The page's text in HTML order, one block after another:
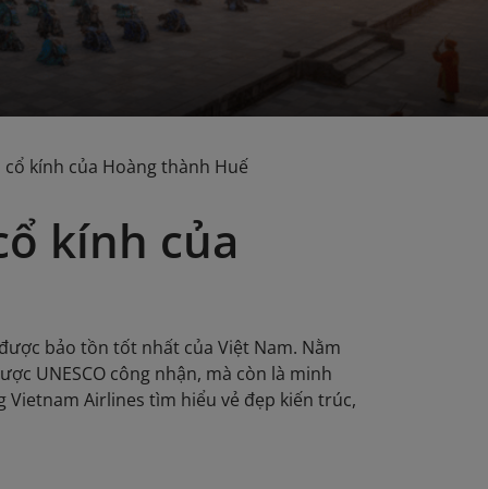
kính của Hoàng thành Huế
kính của
bảo tồn tốt nhất của Việt Nam. Nằm
UNESCO công nhận, mà còn là minh
Airlines tìm hiểu vẻ đẹp kiến trúc,